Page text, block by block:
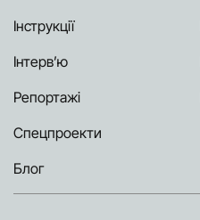
Інструкції
Інтерв’ю
Репортажі
Спецпроекти
Блог